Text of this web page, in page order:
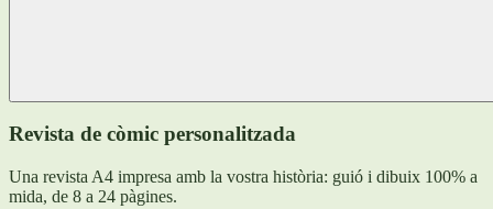
Revista de còmic personalitzada
Una revista A4 impresa amb la vostra història: guió i dibuix 100% a
mida, de 8 a 24 pàgines.